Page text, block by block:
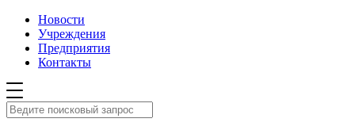
Новости
Учреждения
Предприятия
Контакты